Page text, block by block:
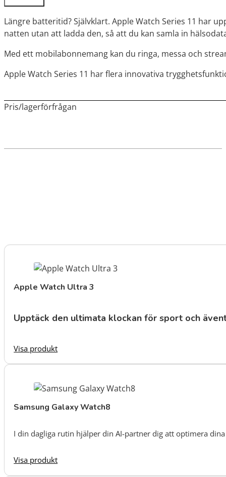
Längre batteritid? Självklart. Apple Watch Series 11 har
natten utan att ladda den, så att du kan samla in
Med ett mobil­abonnemang kan du ringa, messa och
Apple Watch Series 11 har flera innovativa
Pris/lagerförfrågan
Apple Watch Ultra 3
Upptäck den ultimata klockan för sport och
Visa produkt
Samsung Galaxy Watch8
I din dagliga rutin hjälper din AI-partner dig att optimera
Visa produkt